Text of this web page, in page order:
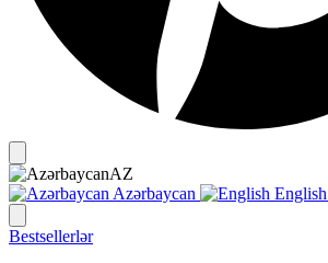
AZ
Azərbaycan
English
Bestsellerlər